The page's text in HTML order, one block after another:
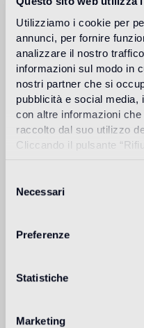
Utilizziamo i cookie per
annunci, per fornire
analizzare il nostro
informazioni sul modo in
nostri partner che si
pubblicità e social media,
con altre informazioni
raccolto dal suo utilizzo
Cliccando il pulsante
tecnici.
delNecessari
Preferenze
Statistiche
Marketing
published and sold world
Wallpaper, Elle deco,
Icon magazine, Glamour,
International Design Year
Más información
Uso previsto
commerciali
non adatto
Revestimiento de interior